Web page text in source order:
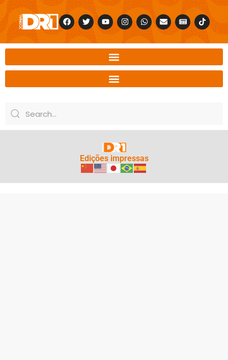
Edições impressas